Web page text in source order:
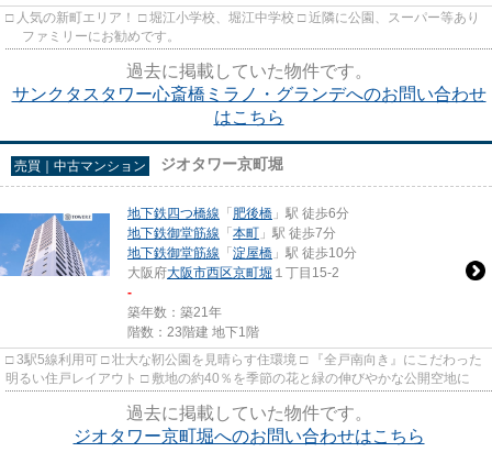
□ 人気の新町エリア！ □ 堀江小学校、堀江中学校 □ 近隣に公園、スーパー等あり
ファミリーにお勧めです。
過去に掲載していた物件です。
サンクタスタワー心斎橋ミラノ・グランデへのお問い合わせ
はこちら
売買｜中古マンション ジオタワー京町堀
地下鉄四つ橋線 「 肥後橋 」駅 徒歩6分
地下鉄御堂筋線 「 本町 」駅 徒歩7分
地下鉄御堂筋線 「 淀屋橋 」駅 徒歩10分
大阪府大阪市西区京町堀 １丁目15-2
-
築年数：築21年
階数：23階建 地下1階
□ 3駅5線利用可 □ 壮大な靭公園を見晴らす住環境 □ 『全戸南向き』にこだわった
明るい住戸レイアウト □ 敷地の約40％を季節の花と緑の伸びやかな公開空地に
過去に掲載していた物件です。
ジオタワー京町堀へのお問い合わせはこちら